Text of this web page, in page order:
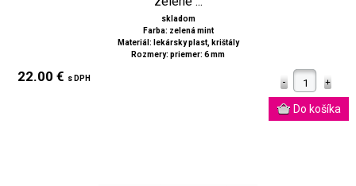
skladom
Farba: zelená mint
Materiál: lekársky plast, krištály
Rozmery: priemer: 6 mm
22.00 € s DPH